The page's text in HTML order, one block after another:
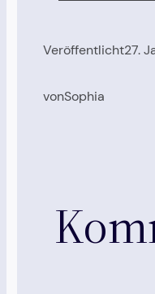
Veröffentlicht27.
vonSophia